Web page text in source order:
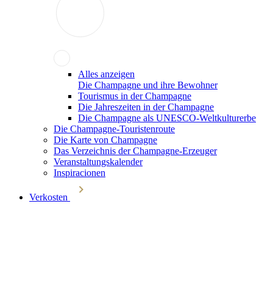
Alles anzeigen
Die Champagne und ihre Bewohner
Tourismus in der Champagne
Die Jahreszeiten in der Champagne
Die Champagne als UNESCO-Weltkulturerbe
Die Champagne-Touristenroute
Die Karte von Champagne
Das Verzeichnis der Champagne-Erzeuger
Veranstaltungskalender
Inspiracionen
Verkosten